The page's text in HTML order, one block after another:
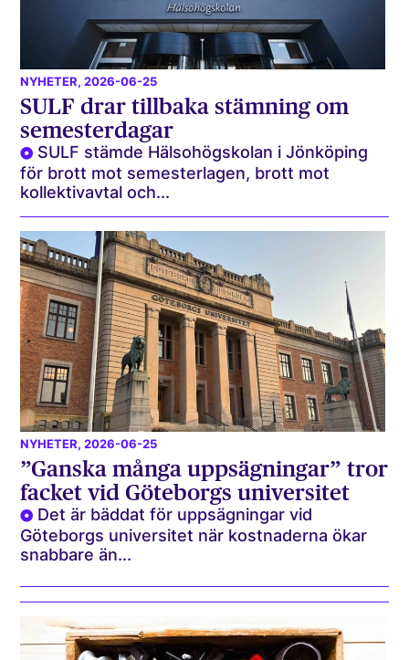
NYHETER, 2026-06-25
SULF drar tillbaka stämning om
semesterdagar
SULF stämde Hälsohögskolan i Jönköping
för brott mot semesterlagen, brott mot
kollektivavtal och...
NYHETER, 2026-06-25
”Ganska många uppsägningar” tror
facket vid Göteborgs universitet
Det är bäddat för uppsägningar vid
Göteborgs universitet när kostnaderna ökar
snabbare än...